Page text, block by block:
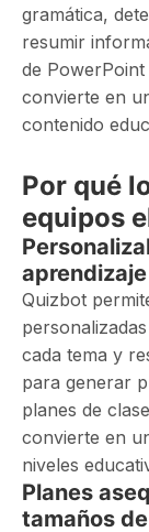
gramática,
resumir
de
convierte en
contenido
Por qué
equipos
aprendizaje
Quizbot
cada tema y
para generar
planes de
convierte en
niveles
Planes
tamaños